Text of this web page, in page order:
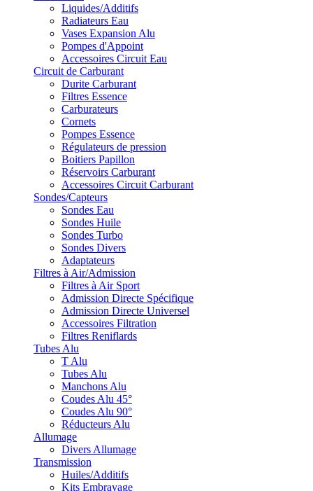
Liquides/Additifs
Radiateurs Eau
Vases Expansion Alu
Pompes d'Appoint
Accessoires Circuit Eau
Circuit de Carburant
Durite Carburant
Filtres Essence
Carburateurs
Cornets
Pompes Essence
Régulateurs de pression
Boitiers Papillon
Réservoirs Carburant
Accessoires Circuit Carburant
Sondes/Capteurs
Sondes Eau
Sondes Huile
Sondes Turbo
Sondes Divers
Adaptateurs
Filtres à Air/Admission
Filtres à Air Sport
Admission Directe Spécifique
Admission Directe Universel
Accessoires Filtration
Filtres Reniflards
Tubes Alu
T Alu
Tubes Alu
Manchons Alu
Coudes Alu 45°
Coudes Alu 90°
Réducteurs Alu
Allumage
Divers Allumage
Transmission
Huiles/Additifs
Kits Embrayage